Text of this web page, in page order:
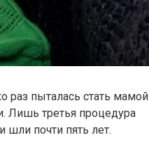
раз пыталась стать мамой
Лишь третья процедура
шли почти пять лет.